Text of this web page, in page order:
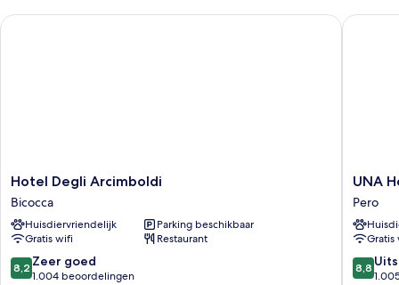
Hotel
Degli
Arcimboldi
Bicocca
Hotel Degli Arcimboldi
Bicocca
Huisdiervriendelijk
Parking beschikbaar
Gratis wifi
Restaurant
8.2
van
8,2 Zeer goed
1.004 beoordelingen
Hotel Degli Arcimboldi
UNA
Hotels
Expo
Fiera
Milano
Pero
UNA
Pero
Gratis
8.8
van
8,8
UNA